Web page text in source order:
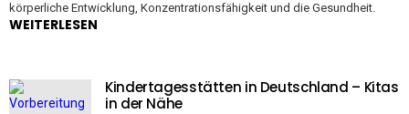
körperliche Entwicklung, Konzentrationsfähigkeit und die Gesundheit.
WEITERLESEN
Kindertagesstätten in Deutschland – Kitas
in der Nähe